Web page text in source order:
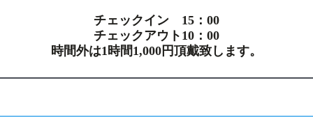
チェックイン 15：00
チェックアウト10：00
時間外は1時間1,000円頂戴致します。